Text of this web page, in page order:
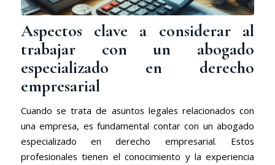
Aspectos clave a considerar al
trabajar con un abogado
especializado en derecho
empresarial
Cuando se trata de asuntos legales relacionados con
una empresa, es fundamental contar con un abogado
especializado en derecho empresarial. Estos
profesionales tienen el conocimiento y la experiencia